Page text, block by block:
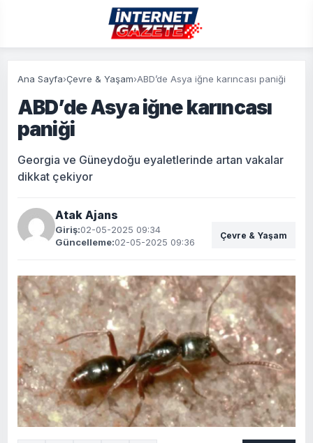
Ana Sayfa›Çevre & Yaşam›ABD’de Asya iğne karıncası paniği
ABD’de Asya iğne karıncası
paniği
Georgia ve Güneydoğu eyaletlerinde artan vakalar
dikkat çekiyor
Atak Ajans
Giriş:02-05-2025 09:34
Güncelleme:02-05-2025 09:36
Çevre & Yaşam